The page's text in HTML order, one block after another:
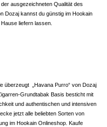
ausgezeichneten Qualität des
Dozaj kannst du günstig im Hookain
liefern lassen.
überzeugt „Havana Purro“ von Dozaj
Grundtabak Basis besticht mit
und authentischen und intensiven
jetzt alle beliebten Sorten von
im Hookain Onlineshop. Kaufe